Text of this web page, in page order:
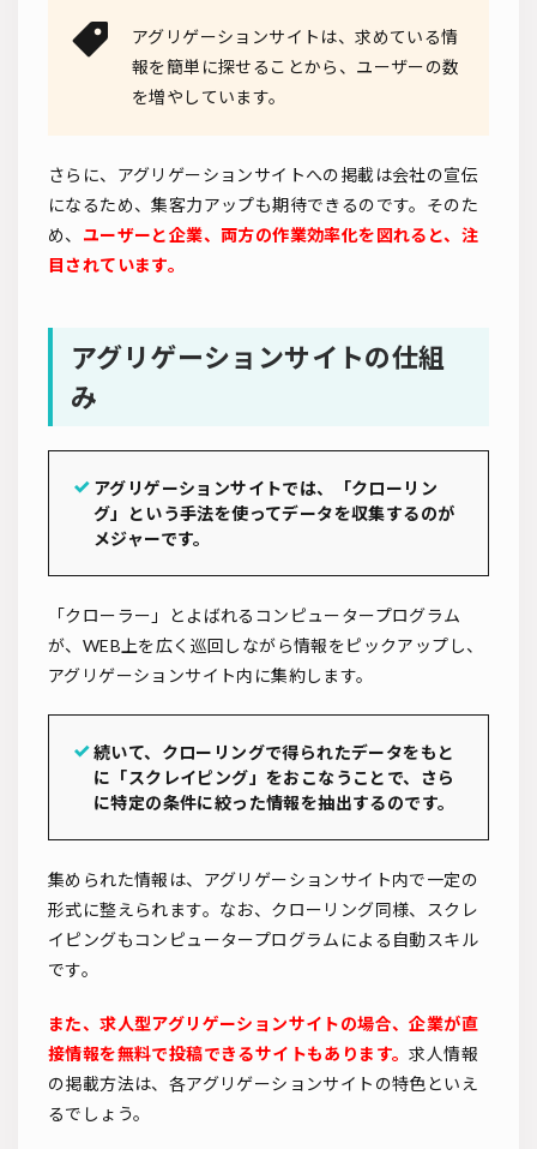
アグリゲーションサイトは、求めている情
報を簡単に探せることから、ユーザーの数
を増やしています。
さらに、アグリゲーションサイトへの掲載は会社の宣伝
になるため、集客力アップも期待できるのです。そのた
め、 ユーザーと企業、両方の作業効率化を図れると、注
目されています。
アグリゲーションサイトの仕組
み
アグリゲーションサイトでは、「クローリン
グ」という手法を使ってデータを収集するのが
メジャーです。
「クローラー」とよばれるコンピュータープログラム
が、WEB上を広く巡回しながら情報をピックアップし、
アグリゲーションサイト内に集約します。
続いて、クローリングで得られたデータをもと
に「スクレイピング」をおこなうことで、さら
に特定の条件に絞った情報を抽出するのです。
集められた情報は、アグリゲーションサイト内で一定の
形式に整えられます。なお、クローリング同様、スクレ
イピングもコンピュータープログラムによる自動スキル
です。
また、求人型アグリゲーションサイトの場合、企業が直
接情報を無料で投稿できるサイトもあります。求人情報
の掲載方法は、各アグリゲーションサイトの特色といえ
るでしょう。